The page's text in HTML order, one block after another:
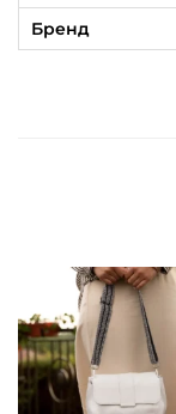
Бренд